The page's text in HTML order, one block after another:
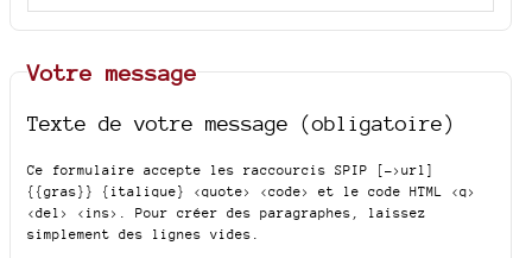
Votre message
Texte de votre message (obligatoire)
Ce formulaire accepte les raccourcis SPIP
[->url]
{{gras}} {italique} <quote> <code>
et le code HTML <q>
<del> <ins> . Pour créer des paragraphes, laissez
simplement des lignes vides.